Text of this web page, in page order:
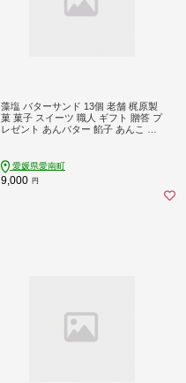
藻塩 バターサンド 13個 老舗 梶原製
菓 菓子 スイーツ 職人 ギフト 贈答 プ
レゼント あんバター 餡子 あんこ 卵
大人気 ふわふわ 愛媛県 愛南町 愛媛
愛南
愛媛県愛南町
9,000 円